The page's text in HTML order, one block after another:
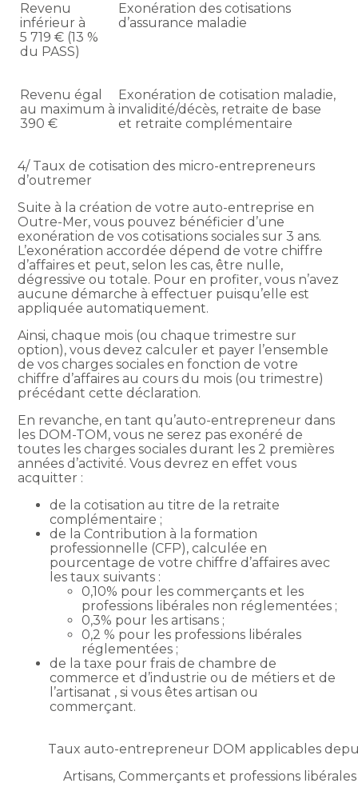
Revenu
inférieur à
5 719 € (13 %
du PASS)
Exonération des cotisations
d’assurance maladie
Revenu égal
au maximum à
390 €
Exonération de cotisation maladie,
invalidité/décès, retraite de base
et retraite complémentaire
4/ Taux de cotisation des micro-entrepreneurs
d’outremer
Suite à la création de votre auto-entreprise en
Outre-Mer, vous pouvez bénéficier d’une
exonération de vos cotisations sociales sur 3 ans.
L’exonération accordée dépend de votre chiffre
d’affaires et peut, selon les cas, être nulle,
dégressive ou totale. Pour en profiter, vous n’avez
aucune démarche à effectuer puisqu’elle est
appliquée automatiquement.
Ainsi, chaque mois (ou chaque trimestre sur
option), vous devez calculer et payer l’ensemble
de vos charges sociales en fonction de votre
chiffre d’affaires au cours du mois (ou trimestre)
précédant cette déclaration.
En revanche, en tant qu’auto-entrepreneur dans
les DOM-TOM, vous ne serez pas exonéré de
toutes les charges sociales durant les 2 premières
années d’activité. Vous devrez en effet vous
acquitter :
de la cotisation au titre de la retraite
complémentaire ;
de la Contribution à la formation
professionnelle (CFP), calculée en
pourcentage de votre chiffre d’affaires avec
les taux suivants :
0,10% pour les commerçants et les
professions libérales non réglementées ;
0,3% pour les artisans ;
0,2 % pour les professions libérales
réglementées ;
de la taxe pour frais de chambre de
commerce et d’industrie ou de métiers et de
l’artisanat , si vous êtes artisan ou
commerçant.
Taux auto-entrepreneur DOM applicables
Artisans, Commerçants et professions